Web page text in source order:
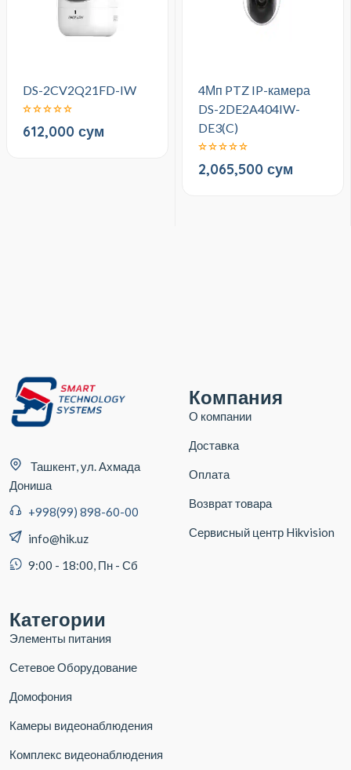
DS-2CV2Q21FD-IW
612,000 сум
4Мп PTZ IP-камера
DS-2DE2A404IW-
DE3(C)
2,065,500 сум
Ташкент, ул. Ахмада
Дониша
+998(99) 898-60-00
info@hik.uz
9:00 - 18:00, Пн - Сб
Компания
О компании
Доставка
Оплата
Возврат товара
Сервисный центр Hikvision
Категории
Элементы питания
Сетевое Оборудование
Домофония
Камеры видеонаблюдения
Комплекс видеонаблюдения